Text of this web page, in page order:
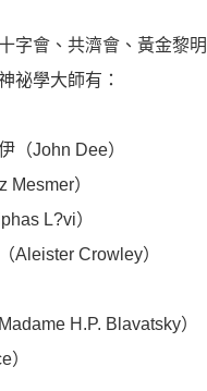
字會、共濟會、黃金黎明
祕學大師有：
（John Dee）
）
L?vi）
Aleister Crowley）
H.P. Blavatsky）
）